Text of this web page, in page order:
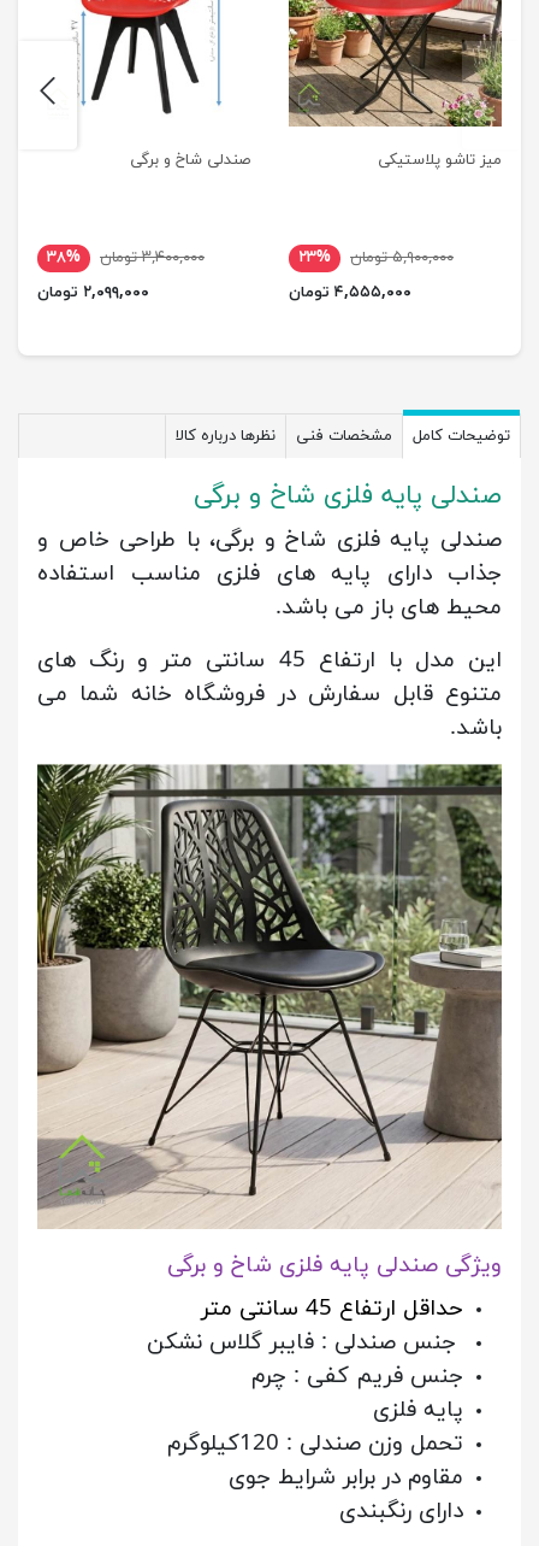
میز تاشو پلاستیکی
۵,۹۰۰,۰۰۰ تومان
۲۳%
۴,۵۵۵,۰۰۰ تومان
صندلی شاخ و برگی
۳,۴۰۰,۰۰۰ تومان
۳۸%
۲,۰۹۹,۰۰۰ تومان
previus
توضیحات کامل مشخصات فنی نظرها درباره کالا
صندلی پایه فلزی شاخ و برگی
صندلی پایه فلزی شاخ و برگی، با طراحی خاص و
جذاب دارای پایه های فلزی مناسب استفاده
محیط های باز می باشد.
این مدل با ارتفاع 45 سانتی متر و رنگ های
متنوع قابل سفارش در فروشگاه خانه شما می
باشد.
ویژگی صندلی پایه فلزی شاخ و برگی
حداقل ارتفاع 45 سانتی متر
جنس صندلی : فایبر گلاس نشکن
جنس فریم کفی : چرم
پایه فلزی
تحمل وزن صندلی : 120کیلوگرم
مقاوم در برابر شرایط جوی
دارای رنگبندی